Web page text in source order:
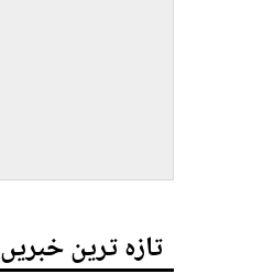
تازہ ترین خبریں